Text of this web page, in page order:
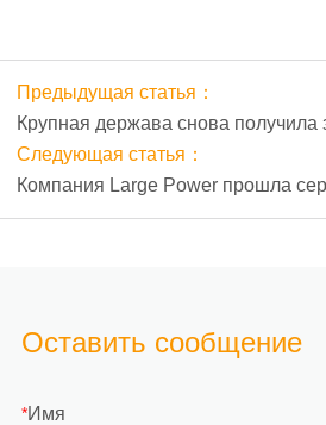
Предыдущая статья：
Крупная держава снова получила
налогоплательщика
Следующая статья：
Компания Large Power прошла
управления информацией и
Оставить сообщение
*Имя